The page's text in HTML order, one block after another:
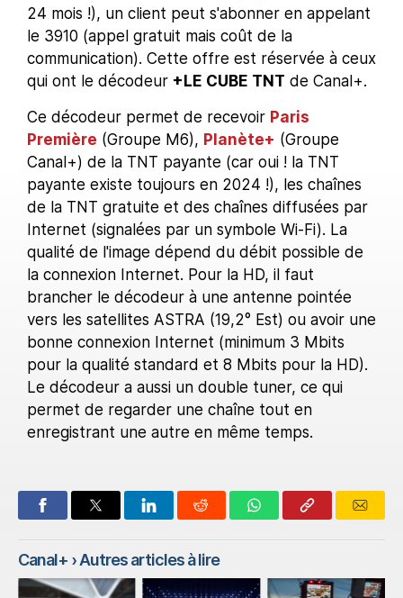
24 mois !), un client peut s'abonner en appelant
le 3910 (appel gratuit mais coût de la
communication). Cette offre est réservée à ceux
qui ont le décodeur +LE CUBE TNT de Canal+.
Ce décodeur permet de recevoir Paris
Première (Groupe M6), Planète+ (Groupe
Canal+) de la TNT payante (car oui ! la TNT
payante existe toujours en 2024 !), les chaînes
de la TNT gratuite et des chaînes diffusées par
Internet (signalées par un symbole Wi-Fi). La
qualité de l'image dépend du débit possible de
la connexion Internet. Pour la HD, il faut
brancher le décodeur à une antenne pointée
vers les satellites ASTRA (19,2° Est) ou avoir une
bonne connexion Internet (minimum 3 Mbits
pour la qualité standard et 8 Mbits pour la HD).
Le décodeur a aussi un double tuner, ce qui
permet de regarder une chaîne tout en
enregistrant une autre en même temps.
Canal+ › Autres articles à lire